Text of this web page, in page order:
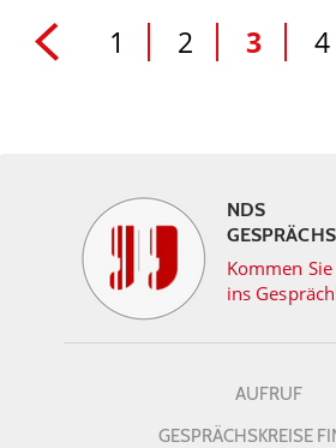
1 2 3 4
NDS
Kommen
ins
AUFRUF
GESPRÄCHSKREISE